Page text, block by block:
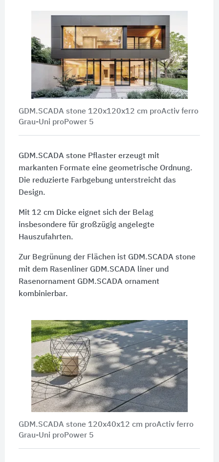
GDM.SCADA stone 120x120x12 cm proActiv ferro
Grau-Uni proPower 5
GDM.SCADA stone Pflaster erzeugt mit
markanten Formate eine geometrische Ordnung.
Die reduzierte Farbgebung unterstreicht das
Design.
Mit 12 cm Dickeeignet sich der Belag
insbesondere für großzügig angelegte
Hauszufahrten.
Zur Begrünung der Flächen ist GDM.SCADA stone
mit dem Rasenliner GDM.SCADA liner und
Rasenornament GDM.SCADA ornament
kombinierbar.
GDM.SCADA stone 120x40x12 cm proActiv ferro
Grau-Uni proPower 5